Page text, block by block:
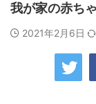
我が家の赤ち
2021年2月6日